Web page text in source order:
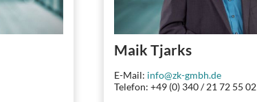
Maik Tjarks
E-Mail: info@zk-gmbh.de
Telefon: +49 (0) 340 / 21 72 55 02